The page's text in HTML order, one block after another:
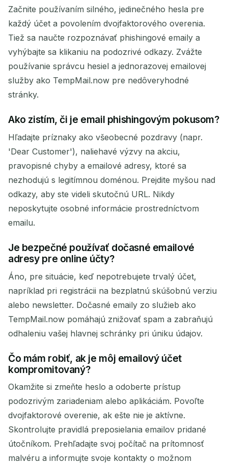
Začnite používaním silného, jedinečného hesla pre
každý účet a povolením dvojfaktorového overenia.
Tiež sa naučte rozpoznávať phishingové emaily a
vyhýbajte sa klikaniu na podozrivé odkazy. Zvážte
používanie správcu hesiel a jednorazovej emailovej
služby ako TempMail.now pre nedôveryhodné
stránky.
Ako zistím, či je email phishingovým pokusom?
Hľadajte príznaky ako všeobecné pozdravy (napr.
'Dear Customer'), naliehavé výzvy na akciu,
pravopisné chyby a emailové adresy, ktoré sa
nezhodujú s legitímnou doménou. Prejdite myšou nad
odkazy, aby ste videli skutočnú URL. Nikdy
neposkytujte osobné informácie prostredníctvom
emailu.
Je bezpečné používať dočasné emailové
adresy pre online účty?
Áno, pre situácie, keď nepotrebujete trvalý účet,
napríklad pri registrácii na bezplatnú skúšobnú verziu
alebo newsletter. Dočasné emaily zo služieb ako
TempMail.now pomáhajú znižovať spam a zabraňujú
odhaleniu vašej hlavnej schránky pri úniku údajov.
Čo mám robiť, ak je môj emailový účet
kompromitovaný?
Okamžite si zmeňte heslo a odoberte prístup
podozrivým zariadeniam alebo aplikáciám. Povoľte
dvojfaktorové overenie, ak ešte nie je aktívne.
Skontrolujte pravidlá preposielania emailov pridané
útočníkom. Prehľadajte svoj počítač na prítomnosť
malvéru a informujte svoje kontakty o možnom